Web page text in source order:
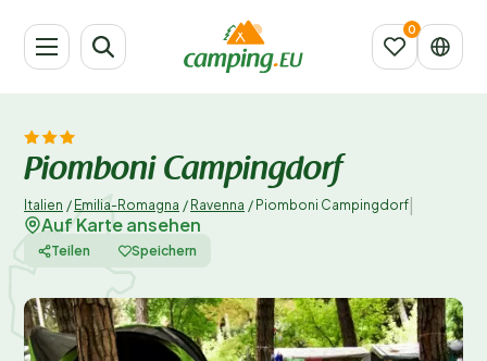
Piomboni Campingdorf
Italien / Emilia-Romagna / Ravenna / Piomboni Campingdorf
Auf Karte ansehen
Teilen Speichern